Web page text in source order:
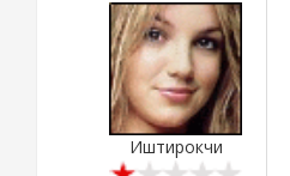
Иштирокчи